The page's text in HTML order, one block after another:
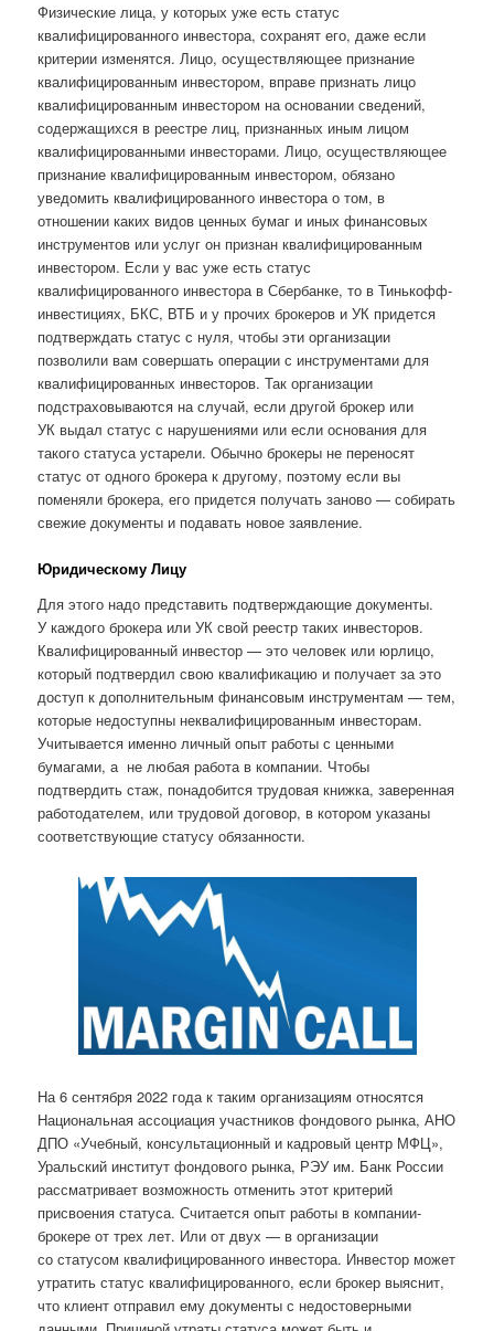
Физические лица, у которых уже есть статус
квалифицированного инвестора, сохранят его, даже если
критерии изменятся. Лицо, осуществляющее признание
квалифицированным инвестором, вправе признать лицо
квалифицированным инвестором на основании сведений,
содержащихся в реестре лиц, признанных иным лицом
квалифицированными инвесторами. Лицо, осуществляющее
признание квалифицированным инвестором, обязано
уведомить квалифицированного инвестора о том, в
отношении каких видов ценных бумаг и иных финансовых
инструментов или услуг он признан квалифицированным
инвестором. Если у вас уже есть статус
квалифицированного инвестора в Сбербанке, то в Тинькофф-
инвестициях, БКС, ВТБ и у прочих брокеров и УК придется
подтверждать статус с нуля, чтобы эти организации
позволили вам совершать операции с инструментами для
квалифицированных инвесторов. Так организации
подстраховываются на случай, если другой брокер или
УК выдал статус с нарушениями или если основания для
такого статуса устарели. Обычно брокеры не переносят
статус от одного брокера к другому, поэтому если вы
поменяли брокера, его придется получать заново — собирать
свежие документы и подавать новое заявление.
Юридическому Лицу
Для этого надо представить подтверждающие документы.
У каждого брокера или УК свой реестр таких инвесторов.
Квалифицированный инвестор — это человек или юрлицо,
который подтвердил свою квалификацию и получает за это
доступ к дополнительным финансовым инструментам — тем,
которые недоступны неквалифицированным инвесторам.
Учитывается именно личный опыт работы с ценными
бумагами, а не любая работа в компании. Чтобы
подтвердить стаж, понадобится трудовая книжка, заверенная
работодателем, или трудовой договор, в котором указаны
соответствующие статусу обязанности.
На 6 сентября 2022 года к таким организациям относятся
Национальная ассоциация участников фондового рынка, АНО
ДПО «Учебный, консультационный и кадровый центр МФЦ»,
Уральский институт фондового рынка, РЭУ им. Банк России
рассматривает возможность отменить этот критерий
присвоения статуса. Считается опыт работы в компании-
брокере от трех лет. Или от двух — в организации
со статусом квалифицированного инвестора. Инвестор может
утратить статус квалифицированного, если брокер выяснит,
что клиент отправил ему документы с недостоверными